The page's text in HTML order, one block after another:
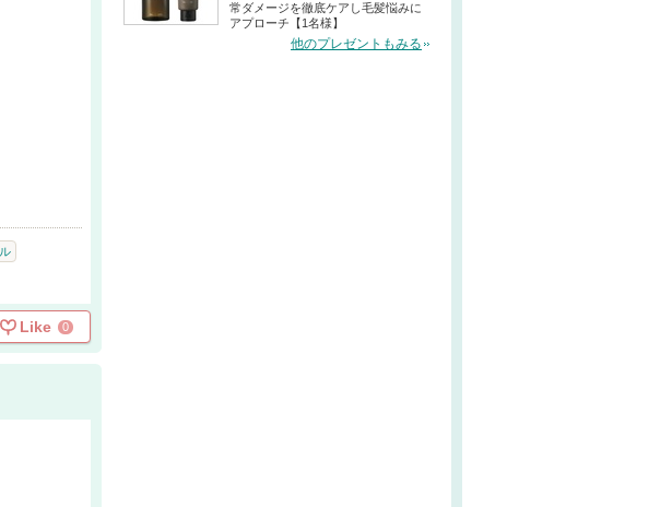
Like 0
常ダメージを徹底ケアし毛髪悩みに
アプローチ【1名様】
他のプレゼントもみる